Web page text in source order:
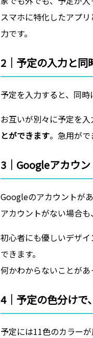
スマホに特化したアプ
力です。
2｜予定の入力と同
予定を入力すると、同
お互いが別々に予定を入
とができます。急用がで
3｜Googleアカウ
Googleのアカウントがあ
アカウントがない場合
初心者にも優しいデザ
できます。
何かわからないことが
4｜予定の色分けで
予定には11色のカラーが